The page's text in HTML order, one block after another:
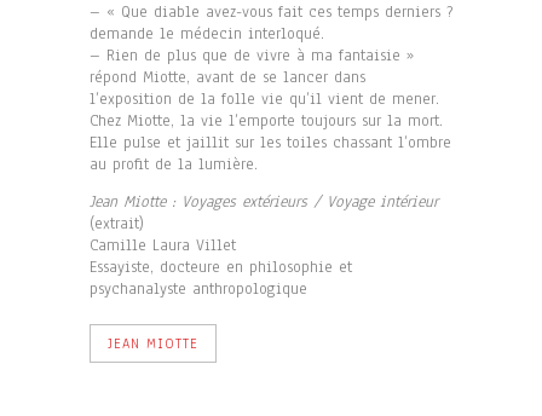
– « Que diable avez-vous fait ces temps derniers ?
demande le médecin interloqué.
– Rien de plus que de vivre à ma fantaisie »
répond Miotte, avant de se lancer dans
l’exposition de la folle vie qu’il vient de mener.
Chez Miotte, la vie l’emporte toujours sur la mort.
Elle pulse et jaillit sur les toiles chassant l’ombre
au profit de la lumière.
Jean Miotte : Voyages extérieurs / Voyage intérieur
(extrait)
Camille Laura Villet
Essayiste, docteure en philosophie et
psychanalyste anthropologique
JEAN MIOTTE